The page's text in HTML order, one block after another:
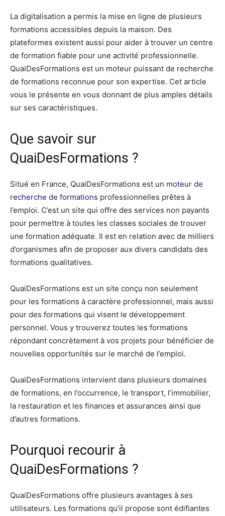
La digitalisation a permis la mise en ligne de plusieurs
formations accessibles depuis la maison. Des
plateformes existent aussi pour aider à trouver un centre
de formation fiable pour une activité professionnelle.
QuaiDesFormations est un moteur puissant de recherche
de formations reconnue pour son expertise. Cet article
vous le présente en vous donnant de plus amples détails
sur ses caractéristiques.
Que savoir sur
QuaiDesFormations ?
Situé en France, QuaiDesFormations est un moteur de
recherche de formations professionnelles prêtes à
l’emploi. C’est un site qui offre des services non payants
pour permettre à toutes les classes sociales de trouver
une formation adéquate. Il est en relation avec de milliers
d’organismes afin de proposer aux divers candidats des
formations qualitatives.
QuaiDesFormations est un site conçu non seulement
pour les formations à caractère professionnel, mais aussi
pour des formations qui visent le développement
personnel. Vous y trouverez toutes les formations
répondant concrètement à vos projets pour bénéficier de
nouvelles opportunités sur le marché de l’emploi.
QuaiDesFormations intervient dans plusieurs domaines
de formations, en l’occurrence, le transport, l’immobilier,
la restauration et les finances et assurances ainsi que
d’autres formations.
Pourquoi recourir à
QuaiDesFormations ?
QuaiDesFormations offre plusieurs avantages à ses
utilisateurs. Les formations qu’il propose sont édifiantes